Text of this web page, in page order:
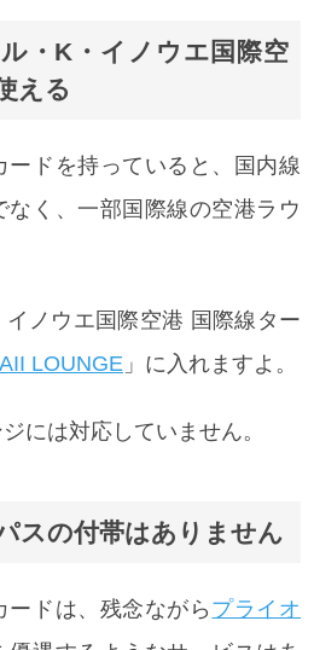
・K・イノウエ国際空
える
ドを持っていると、国内線
く、一部国際線の空港ラウ
ノウエ国際空港 国際線ター
LOUNGE 」に入れますよ。
には対応していません。
スの付帯はありません
ドは、残念ながら プライオ